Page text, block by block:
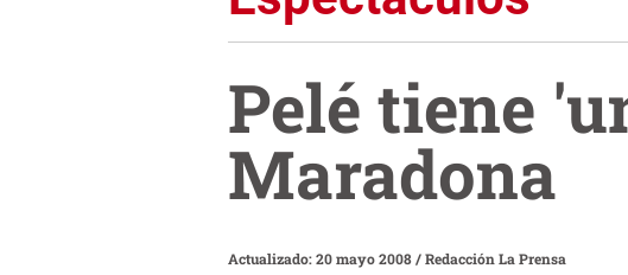
Pelé tiene
Maradona
Actualizado: 20 mayo 2008/Redacción La Prensa